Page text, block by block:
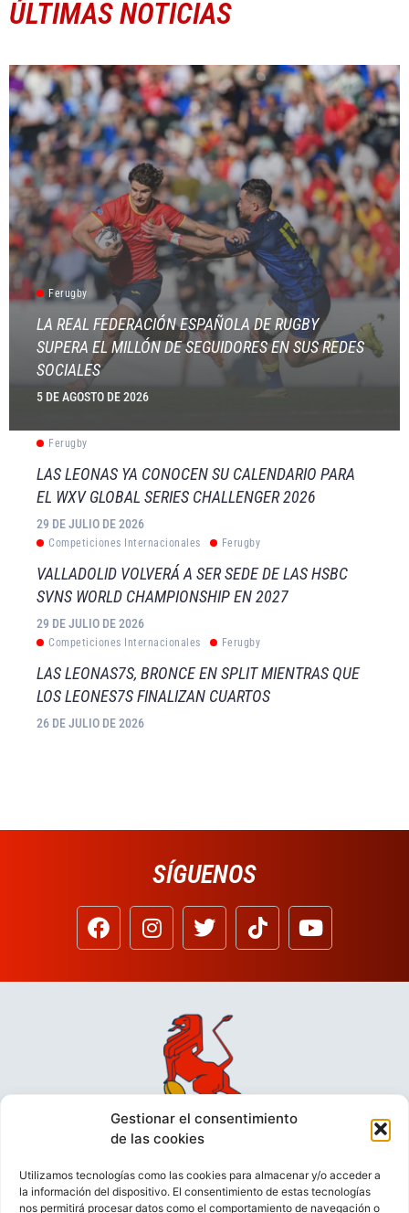
Gestionar el consentimiento
de las cookies
Utilizamos tecnologías como las cookies para almacenar y/o acceder a
la información del dispositivo. El consentimiento de estas tecnologías
nos permitirá procesar datos como el comportamiento de navegación o
ÚLTIMAS NOTICIAS
Ferugby
LA REAL FEDERACIÓN ESPAÑOLA DE RUGBY
SUPERA EL MILLÓN DE SEGUIDORES EN SUS REDES
SOCIALES
5 DE AGOSTO DE 2026
Ferugby
LAS LEONAS YA CONOCEN SU CALENDARIO PARA
EL WXV GLOBAL SERIES CHALLENGER 2026
29 DE JULIO DE 2026
Competiciones Internacionales Ferugby
VALLADOLID VOLVERÁ A SER SEDE DE LAS HSBC
SVNS WORLD CHAMPIONSHIP EN 2027
29 DE JULIO DE 2026
Competiciones Internacionales Ferugby
LAS LEONAS7S, BRONCE EN SPLIT MIENTRAS QUE
LOS LEONES7S FINALIZAN CUARTOS
26 DE JULIO DE 2026
SÍGUENOS